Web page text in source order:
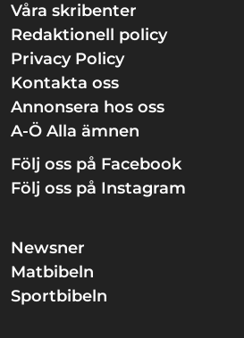
Våra skribenter
Redaktionell policy
Privacy Policy
Kontakta oss
Annonsera hos oss
A-Ö Alla ämnen
Följ oss på Facebook
Följ oss på Instagram
Newsner
Matbibeln
Sportbibeln